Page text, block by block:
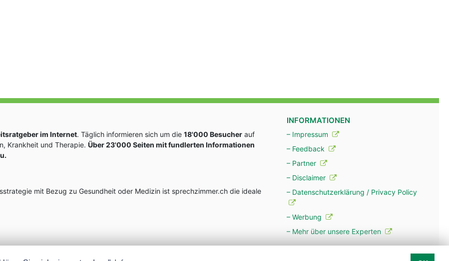
im Internet. Täglich informieren sich um die 18'000 Besucher auf
Krankheit und Therapie. Über 23'000 Seiten mit fundlerten Informationen
mit Bezug zu Gesundheit oder Medizin ist sprechzimmer.ch die ideale
INFORMATIONEN
– Impressum
– Feedback
– Partner
– Disclaimer
– Datenschutzerklärung / Privacy Policy
– Werbung
– Mehr über unsere Experten